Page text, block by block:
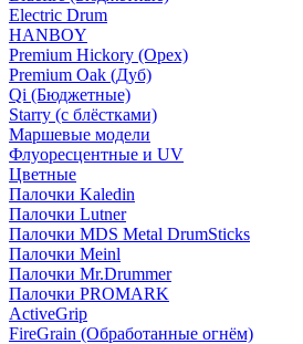
Electric Drum
HANBOY
Premium Hickory (Орех)
Premium Oak (Дуб)
Qi (Бюджетные)
Starry (с блёстками)
Маршевые модели
Флуоресцентные и UV
Цветные
Палочки Kaledin
Палочки Lutner
Палочки MDS Metal DrumSticks
Палочки Meinl
Палочки Mr.Drummer
Палочки PROMARK
ActiveGrip
FireGrain (Обработанные огнём)